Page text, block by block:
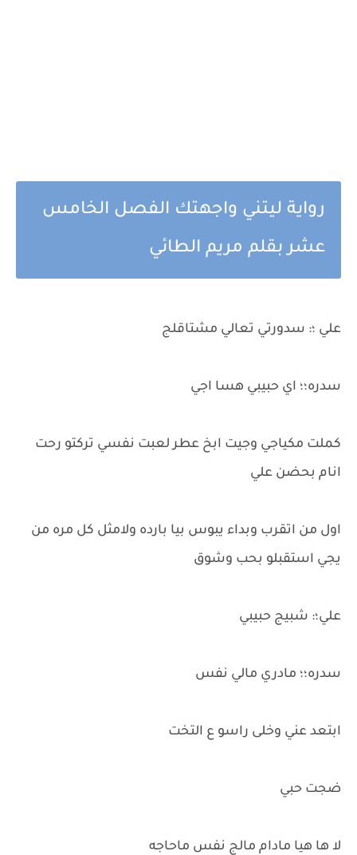
رواية ليتني واجهتك الفصل الخامس
عشر بقلم مريم الطائي
علي ؛: سدورتي تعالي مشتاقلج
سدره؛؛ اي حبيبي هسا اجي
كملت مكياجي وجيت ابخ عطر لعبت نفسي تركتو رحت
انام بحضن علي
اول من اتقرب وبداء يبوس بيا بارده ولامثل كل مره من
يجي استقبلو بحب وشوق
علي؛: شبيج حبيبي
سدره؛؛ مادري مالي نفس
ابتعد عني وخلى راسو ع التخت
ضجت حبي
لا ها هيا مادام مالج نفس ماحاجه